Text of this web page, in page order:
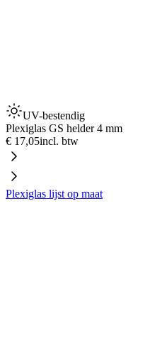
UV-bestendig
Plexiglas GS helder 4 mm
€ 17,05incl. btw
Plexiglas lijst op maat